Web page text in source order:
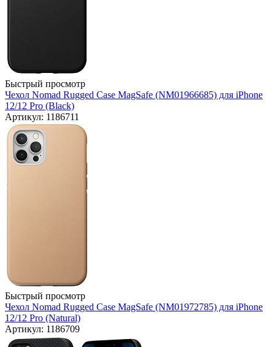
Быстрый просмотр
Чехол Nomad Rugged Case MagSafe (NM01966685) для iPhone
12/12 Pro (Black)
Артикул: 1186711
Быстрый просмотр
Чехол Nomad Rugged Case MagSafe (NM01972785) для iPhone
12/12 Pro (Natural)
Артикул: 1186709